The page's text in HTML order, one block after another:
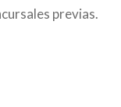
previas.